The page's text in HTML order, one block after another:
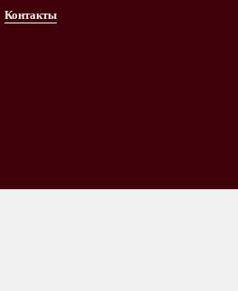
Контакты